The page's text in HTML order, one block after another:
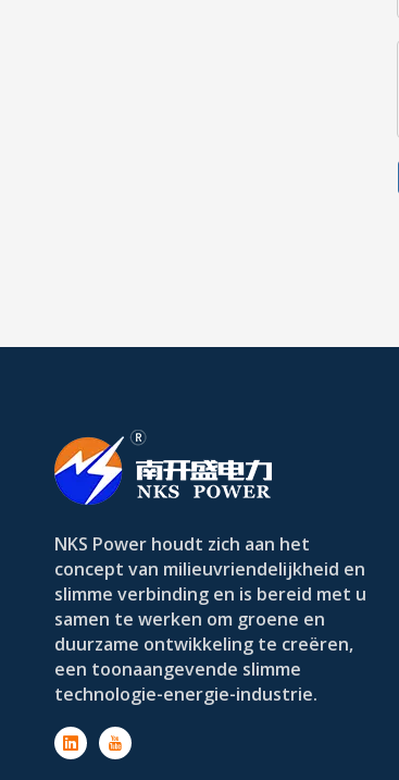
NKS Power houdt zich aan het
concept van milieuvriendelijkheid en
slimme verbinding en is bereid met u
samen te werken om groene en
duurzame ontwikkeling te creëren,
een toonaangevende slimme
technologie-energie-industrie.